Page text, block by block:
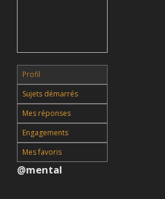
Profil
Sujets démarrés
Mes réponses
Engagements
Mes favoris
@mental